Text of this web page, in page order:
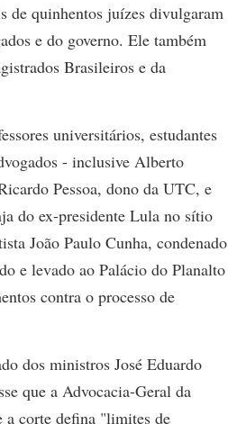
de quinhentos juízes divulgaram
e do governo. Ele também
Brasileiros e da
universitários, estudantes
- inclusive Alberto
Pessoa, dono da UTC, e
do ex-presidente Lula no sítio
João Paulo Cunha, condenado
e levado ao Palácio do Planalto
contra o processo de
dos ministros José Eduardo
que a Advocacia-Geral da
a corte defina "limites de